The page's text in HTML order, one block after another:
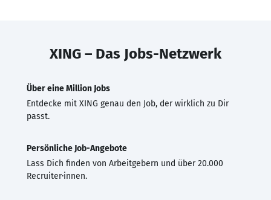
XING – Das Jobs-Netzwerk
Über eine Million Jobs
Entdecke mit XING genau den Job, der wirklich zu Dir
passt.
Persönliche Job-Angebote
Lass Dich finden von Arbeitgebern und über 20.000
Recruiter·innen.